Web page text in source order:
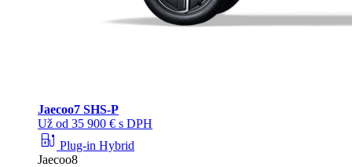
Jaecoo7 SHS-P
Už od 35 900 € s DPH
ev_station Plug-in Hybrid
Jaecoo8